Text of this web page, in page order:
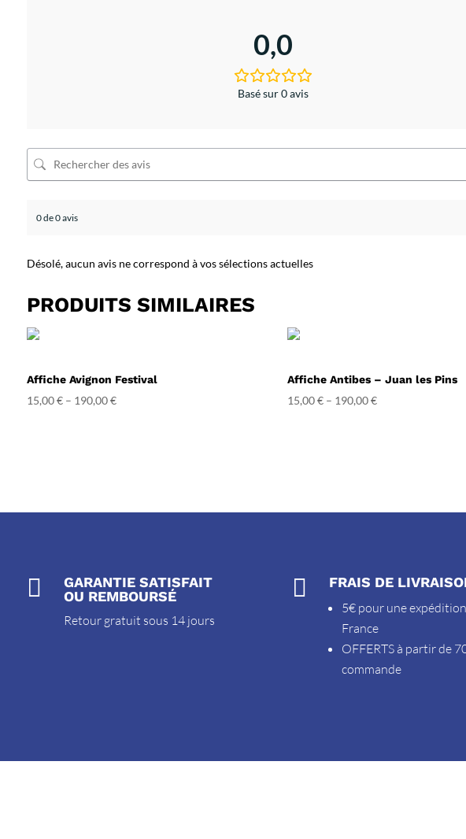
0,0
Basé sur 0 avis
0 de 0 avis
Désolé, aucun avis ne correspond à vos sélections actuelles
PRODUITS SIMILAIRES
Affiche Avignon Festival
15,00€– 190,00€
Affiche Antibes – Juan les Pins
15,00€– 190,00€

GARANTIE SATISFAIT
OU REMBOURSÉ
Retour gratuit sous 14 jours
 FRAIS DE
5€ pour une
France
OFFERTS à partir de
commande